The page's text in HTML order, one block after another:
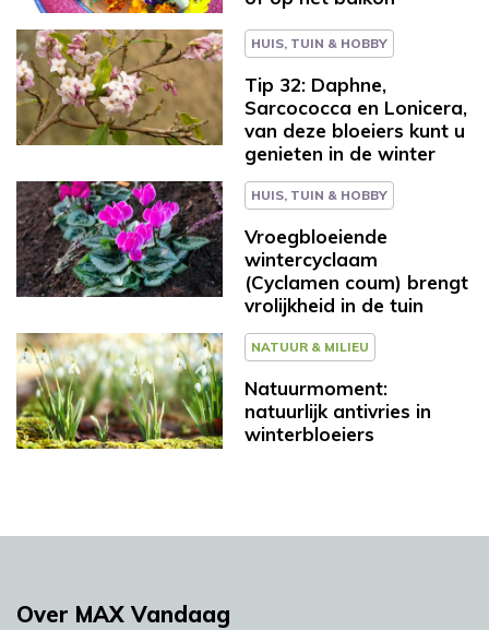
HUIS, TUIN & HOBBY
Tip 32: Daphne,
Sarcococca en Lonicera,
van deze bloeiers kunt u
genieten in de winter
HUIS, TUIN & HOBBY
Vroegbloeiende
wintercyclaam
(Cyclamen coum) brengt
vrolijkheid in de tuin
NATUUR & MILIEU
Natuurmoment:
natuurlijk antivries in
winterbloeiers
Over MAX Vandaag